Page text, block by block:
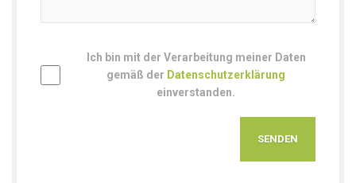
Ich bin mit der Verarbeitung meiner Daten
gemäß der Datenschutzerklärung
einverstanden.